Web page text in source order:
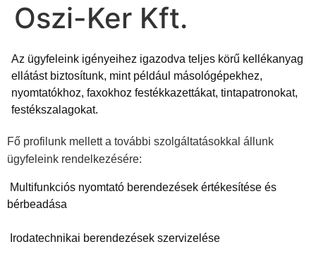
Oszi-Ker Kft.
Az ügyfeleink igényeihez igazodva teljes körű kellékanyag
ellátást biztosítunk, mint például másológépekhez,
nyomtatókhoz, faxokhoz festékkazettákat, tintapatronokat,
festékszalagokat.
Fő profilunk mellett a további szolgáltatásokkal állunk
ügyfeleink rendelkezésére: